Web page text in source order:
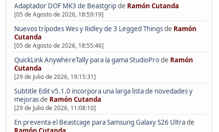
Adaptador DOF MK3 de Beastgripde Ramón Cutanda
[05 de Agosto de 2026, 18:59:19]
Nuevos trípodes Wes y Ridley de 3 Legged Thingsde Ramón
Cutanda
[05 de Agosto de 2026, 18:55:46]
QuickLink AnywhereTally para la gama StudioProde Ramón
Cutanda
[29 de Julio de 2026, 19:15:31]
Subtitle Edit v5.1.0 incorpora una larga lista de novedades y
mejorasde Ramón Cutanda
[29 de Julio de 2026, 11:08:10]
En preventa el Beastcage para Samsung Galaxy S26 Ultrade